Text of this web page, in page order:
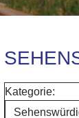
Kategorie: